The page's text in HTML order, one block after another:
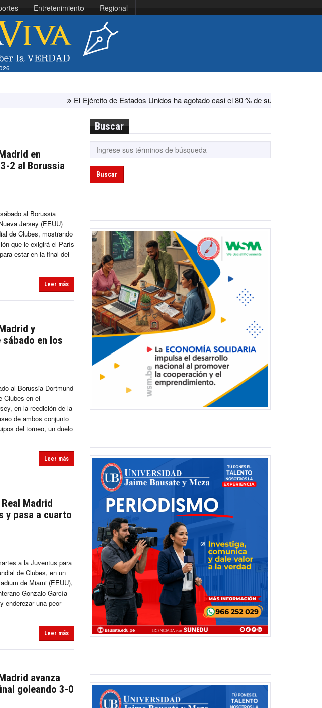
Entretenimiento Regional
El Ejército de Estados Unidos ha agotado casi el 80 % de su sistema antimisiles,
en
2 al Borussia
al Borussia
Jersey (EEUU)
de Clubes, mostrando
que le exigirá el París
estar en la final del
Leer más
y
en los
al Borussia Dortmund
Clubes en el
en la reedición de la
de ambos conjunto
del torneo, un duelo
Leer más
Madrid
y pasa a cuarto
a la Juventus para
de Clubes, en un
de Miami (EEUU),
Gonzalo García
enderezar una peor
Leer más
avanza
goleando 3-0
Buscar
Buscar